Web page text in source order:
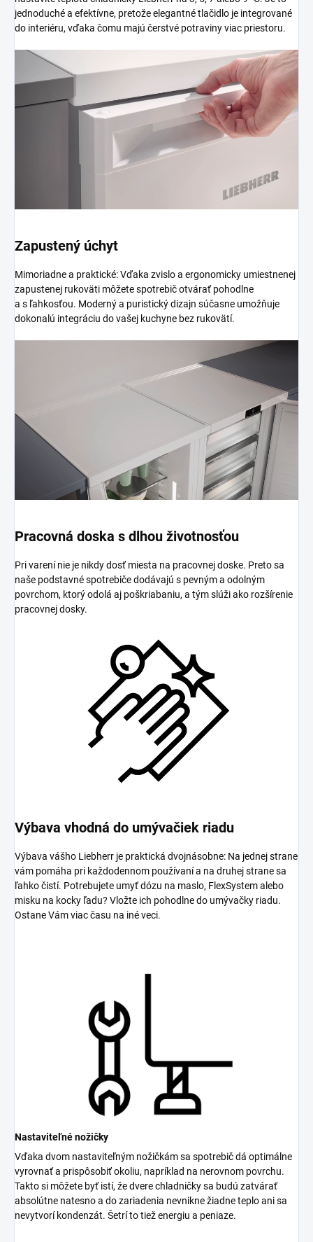
jednoduché a efektívne, pretože elegantné tlačidlo je integrované
do interiéru, vďaka čomu majú čerstvé potraviny viac priestoru.
Zapustený úchyt
Mimoriadne a praktické: Vďaka zvislo a ergonomicky umiestnenej
zapustenej rukoväti môžete spotrebič otvárať pohodlne
a s ľahkosťou. Moderný a puristický dizajn súčasne umožňuje
dokonalú integráciu do vašej kuchyne bez rukovätí.
Pracovná doska s dlhou životnosťou
Pri varení nie je nikdy dosť miesta na pracovnej doske. Preto sa
naše podstavné spotrebiče dodávajú s pevným a odolným
povrchom, ktorý odolá aj poškriabaniu, a tým slúži ako rozšírenie
pracovnej dosky.
Výbava vhodná do umývačiek riadu
Výbava vášho Liebherr je praktická dvojnásobne: Na jednej strane
vám pomáha pri každodennom používaní a na druhej strane sa
ľahko čistí. Potrebujete umyť dózu na maslo, FlexSystem alebo
misku na kocky ľadu? Vložte ich pohodlne do umývačky riadu.
Ostane Vám viac času na iné veci.
Nastaviteľné nožičky
Vďaka dvom nastaviteľným nožičkám sa spotrebič dá optimálne
vyrovnať a prispôsobiť okoliu, napríklad na nerovnom povrchu.
Takto si môžete byť istí, že dvere chladničky sa budú zatvárať
absolútne natesno a do zariadenia nevnikne žiadne teplo ani sa
nevytvorí kondenzát. Šetrí to tiež energiu a peniaze.